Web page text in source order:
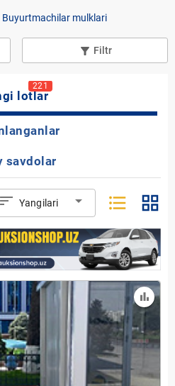
Buyurtmachilar mulklari
filter_list_alt Filtr
lotlar
221
savdolar
sort Yangilari arrow_drop_down format_list_bulleted grid_view